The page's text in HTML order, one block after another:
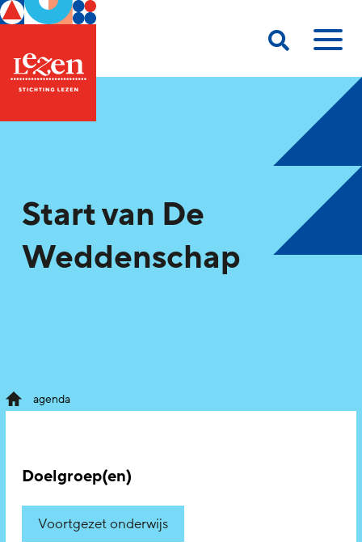
Start van De
Weddenschap
agenda
Doelgroep(en)
Voortgezet onderwijs